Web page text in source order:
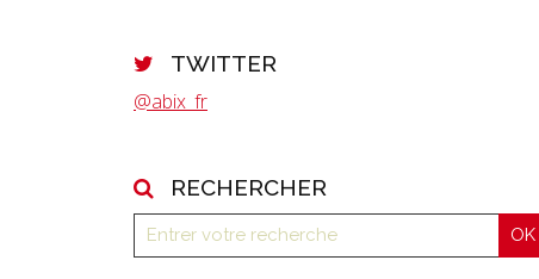
TWITTER
@abix_fr
RECHERCHER